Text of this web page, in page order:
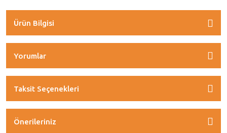
Ürün Bilgisi
Yorumlar
Taksit Seçenekleri
Önerileriniz